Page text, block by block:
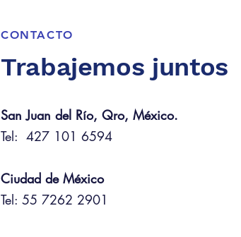
CONTACTO
Trabajemos juntos
San Juan del Río, Qro, México.
Tel: 427 101 6594
Ciudad de México
Tel: 55 7262 2901